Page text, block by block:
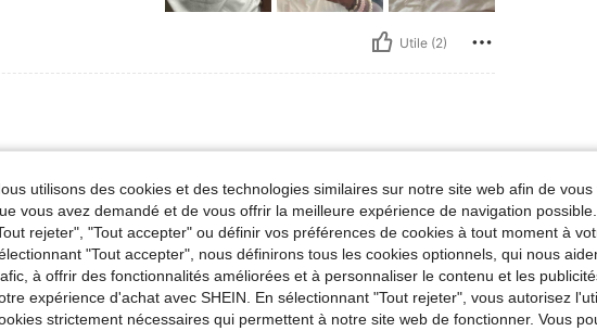
Utile (2)
Poids: 45 kg / 99 lbs, Buste: 57 cm / 22 in, Taille: 48 cm / 19 in, Hanches: 44 cm / 17 in, Couleur:
Couleur: Blanc Taille: 7Y
utilisons des cookies et des technologies similaires sur notre site web afin de
vous avez demandé et de vous offrir la meilleure expérience de navigation
rejeter", "Tout accepter" ou définir vos préférences de cookies à tout moment à
"Tout accepter", nous définirons tous les cookies optionnels, qui nous
à offrir des fonctionnalités améliorées et à personnaliser le contenu et les
expérience d'achat avec SHEIN. En sélectionnant "Tout rejeter", vous autorisez
strictement nécessaires qui permettent à notre site web de fonctionner. Vous